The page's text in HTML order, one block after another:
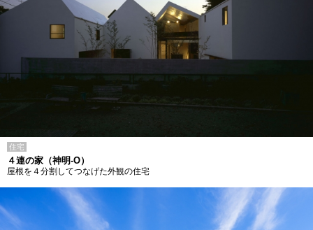
住宅
４連の家（神明-O）
屋根を４分割してつなげた外観の住宅